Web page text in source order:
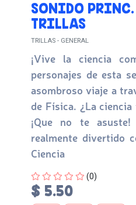
SONIDO
TRILLAS
TRILLAS - GENERAL
¡Vive la ciencia
personajes de esta
asombroso viaje a
de Física. ¿La
¡Que no te
realmente divertido
Ciencia
Four out of Five Stars
(0)
$ 5.50